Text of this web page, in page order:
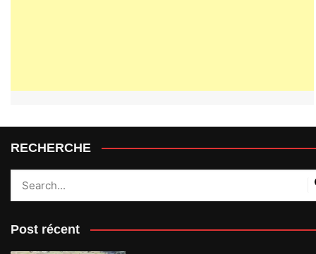
RECHERCHE
Post récent